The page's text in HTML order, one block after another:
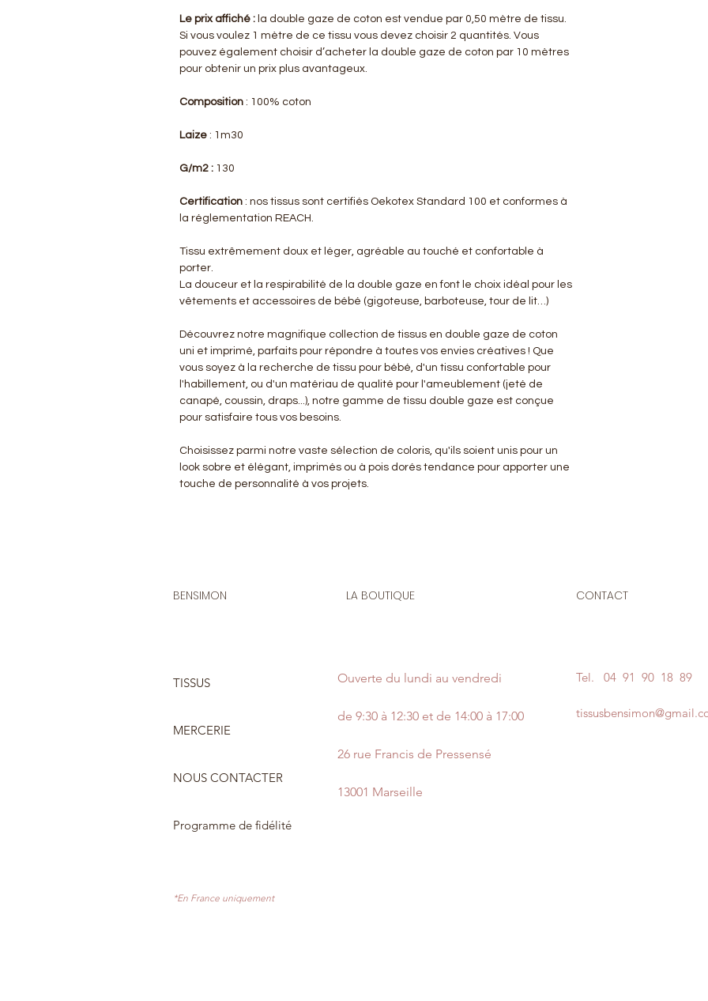
Le prix affiché : la double gaze de coton est vendue par 0,50 mètre de tissu.
Si vous voulez 1 mètre de ce tissu vous devez choisir 2 quantités. Vous
pouvez également choisir d’acheter la double gaze de coton par 10 mètres
pour obtenir un prix plus avantageux.
Composition : 100% coton
Laize : 1m30
G/m2 : 130
Certification : nos tissus sont certifiés Oekotex Standard 100 et conformes à
la réglementation REACH.
Tissu extrêmement doux et léger, agréable au touché et confortable à
porter.
La douceur et la respirabilité de la double gaze en font le choix idéal pour les
vêtements et accessoires de bébé (gigoteuse, barboteuse, tour de lit…)
Découvrez notre magnifique collection de tissus en double gaze de coton
uni et imprimé, parfaits pour répondre à toutes vos envies créatives ! Que
vous soyez à la recherche de tissu pour bébé, d'un tissu confortable pour
l'habillement, ou d'un matériau de qualité pour l'ameublement (jeté de
canapé, coussin, draps...), notre gamme de tissu double gaze est conçue
pour satisfaire tous vos besoins.
Choisissez parmi notre vaste sélection de coloris, qu'ils soient unis pour un
look sobre et élégant, imprimés ou à pois dorés tendance pour apporter une
touche de personnalité à vos projets.
BENSIMON
TISSUS
MERCERIE
NOUS CONTACTER
Programme de fidélité
LA BOUTIQUE
Ouverte du lundi au vendredi
de 9:30 à 12:30 et de 14:00 à 17:00
26 rue Francis de Pressensé
13001 Marseille
CONTACT
Tel. 04 91 90 18 89
*En France uniquement